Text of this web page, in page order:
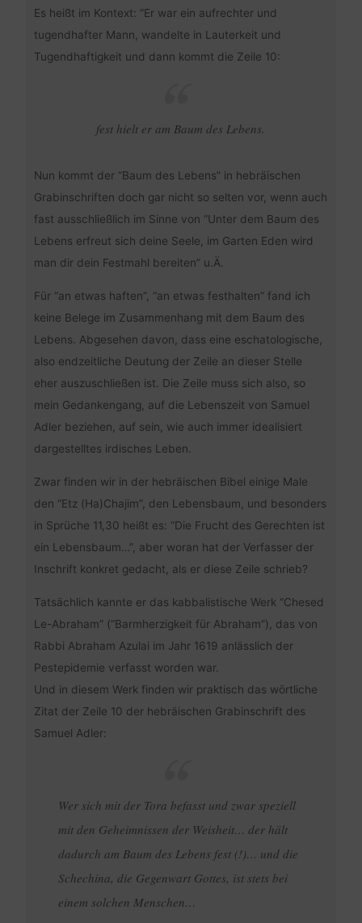
Es heißt im Kontext: “Er war ein aufrechter und
tugendhafter Mann, wandelte in Lauterkeit und
Tugendhaftigkeit und dann kommt die Zeile 10:
fest hielt er am Baum des Lebens.
Nun kommt der “Baum des Lebens” in hebräischen
Grabinschriften doch gar nicht so selten vor, wenn auch
fast ausschließlich im Sinne von “Unter dem Baum des
Lebens erfreut sich deine Seele, im Garten Eden wird
man dir dein Festmahl bereiten” u.Ä.
Für “an etwas haften”, “an etwas festhalten” fand ich
keine Belege im Zusammenhang mit dem Baum des
Lebens. Abgesehen davon, dass eine eschatologische,
also endzeitliche Deutung der Zeile an dieser Stelle
eher auszuschließen ist. Die Zeile muss sich also, so
mein Gedankengang, auf die Lebenszeit von Samuel
Adler beziehen, auf sein, wie auch immer idealisiert
dargestelltes irdisches Leben.
Zwar finden wir in der hebräischen Bibel einige Male
den “Etz (Ha)Chajim”, den Lebensbaum, und besonders
in Sprüche 11,30 heißt es: “Die Frucht des Gerechten ist
ein Lebensbaum…”, aber woran hat der Verfasser der
Inschrift konkret gedacht, als er diese Zeile schrieb?
Tatsächlich kannte er das kabbalistische Werk “Chesed
Le-Abraham” (“Barmherzigkeit für Abraham”), das von
Rabbi Abraham Azulai im Jahr 1619 anlässlich der
Pestepidemie verfasst worden war.
Und in diesem Werk finden wir praktisch das wörtliche
Zitat der Zeile 10 der hebräischen Grabinschrift des
Samuel Adler:
Wer sich mit der Tora befasst und zwar speziell
mit den Geheimnissen der Weisheit… der hält
dadurch am Baum des Lebens fest (!)… und die
Schechina, die Gegenwart Gottes, ist stets bei
einem solchen Menschen…